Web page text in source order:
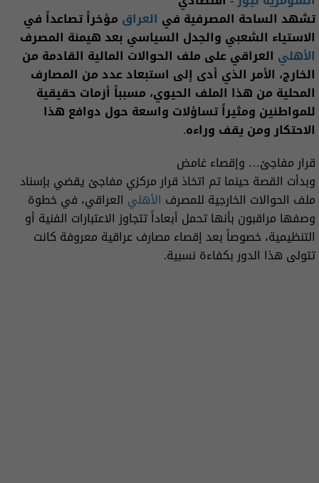
تشهد الساحة المصرفية في العراق مؤخراً تصاعداً في
الاستياء الشعبي والجدل السياسي بعد هيمنة المصرف
الأهلي العراقي على ملف الحوالات المالية القادمة من
الخارج، الأمر الذي أدى إلى استبعاد عدد من المصارف
المحلية من هذا الملف الحيوي، مسبباً أزمات حقيقية
للمواطنين ومثيراً تساؤلات واسعة حول دوافع هذا
الاحتكار ومن يقف وراءه.
قرار مفاجئ… وإقصاء غامض
وبدأت القصة حينما تم اتخاذ قرار مركزي مفاجئ يقضي بإسناد
ملف الحوالات الخارجية للمصرف الأهلي العراقي، في خطوة
وصفها مراقبون بأنها تحمل أبعاداً تتجاوز الاعتبارات الفنية أو
التنظيمية، خصوصاً بعد إقصاء مصارف عراقية معروفة كانت
تتولى هذا الدور بكفاءة نسبية.